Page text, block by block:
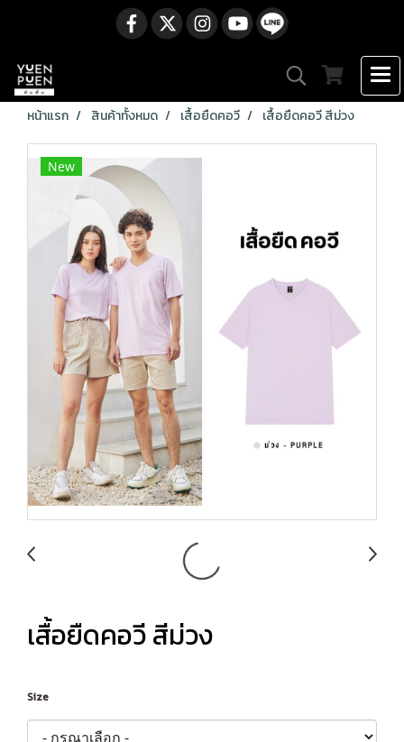
หน้าแรก สินค้าทั้งหมด เสื้อยืดคอวี เสื้อยืดคอวี สีม่วง
New
เสื้อยืดคอวี สีม่วง
Size